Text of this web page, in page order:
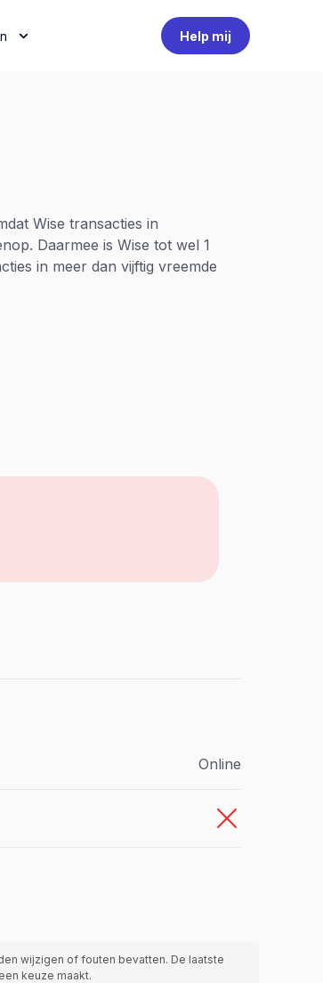
Help mij
Wise transacties in
Daarmee is Wise tot wel 1
in meer dan vijftig vreemde
Online
wijzigen of fouten bevatten. De laatste
keuze maakt.